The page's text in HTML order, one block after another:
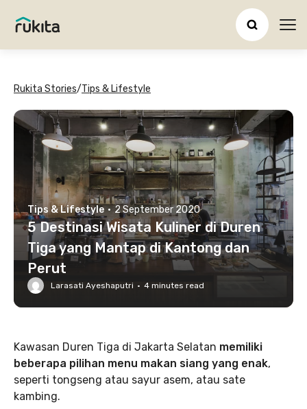
Rukita Stories/Tips & Lifestyle
Tips & Lifestyle · 2 September 2020
5 Destinasi Wisata Kuliner di Duren
Tiga yang Mantap di Kantong dan
Perut
Larasati Ayeshaputri · 4 minutes read
Kawasan Duren Tiga di Jakarta Selatan memiliki
beberapa pilihan menu makan siang yang enak,
seperti tongseng atau sayur asem, atau sate
kambing.